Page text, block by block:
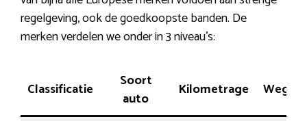
regelgeving, ook de goedkoopste banden. De
merken verdelen we onder in 3 niveau’s:
Classificatie
Soort
auto
Kilometrage